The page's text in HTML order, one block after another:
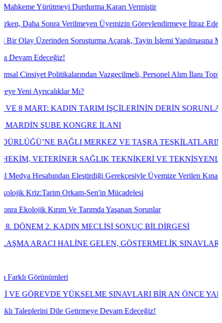
Durdurma Kararı Vermiştir
Verilmeyen Üyemizin Görevlendirmeye İtiraz Ederek Açılan
Soruşturma Açarak, Tayin İşlemi Yapılmasına Mahkeme Dava
Vazgeçilmeli, Personel Alım İlanı Toplumsal Cinsiyet
Mı?
TARIM İŞÇİLERİNİN DERİN SORUNLARI
KONGRE İLANI
MERKEZ VE TAŞRA TEŞKİLATLARINDA
SAĞLIK TEKNİKERİ VE TEKNİSYENLERİN
Eleştirdiği Gerekçesiyle Üyemize Verilen Kınama Cezasının
Orkam-Sen'in Mücadelesi
Ve Tarımda Yaşanan Sorunlar
MECLİSİ SONUÇ BİLDİRGESİ
GELEN, GÖSTERMELİK SINAVLAR USULÜNE
YÜKSELME SINAVLARI BİR AN ÖNCE YAPILMALIDIR!
Getirmeye Devam Edeceğiz!